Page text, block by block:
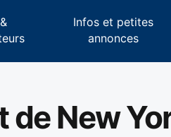
Infos et petites
annonces
New